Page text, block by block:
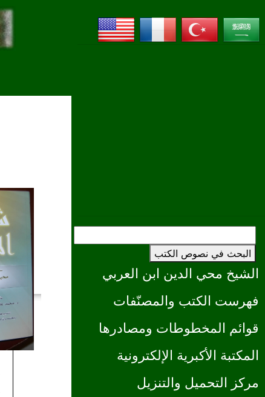
البحث في نصوص الكتب
الشيخ محي الدين ابن العربي
فهرست الكتب والمصنّفات
قوائم المخطوطات ومصادرها
المكتبة الأكبرية الإلكترونية
مركز التحميل والتنزيل